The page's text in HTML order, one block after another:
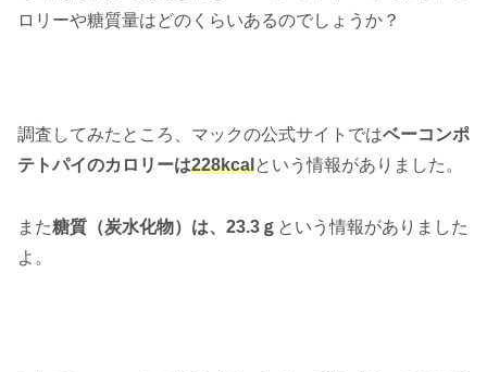
ロリーや糖質量はどのくらいあるのでしょうか？
調査してみたところ、マックの公式サイトではベーコンポ
テトパイのカロリーは228kcalという情報がありました。
また糖質（炭水化物）は、23.3ｇ という情報がありました
よ。